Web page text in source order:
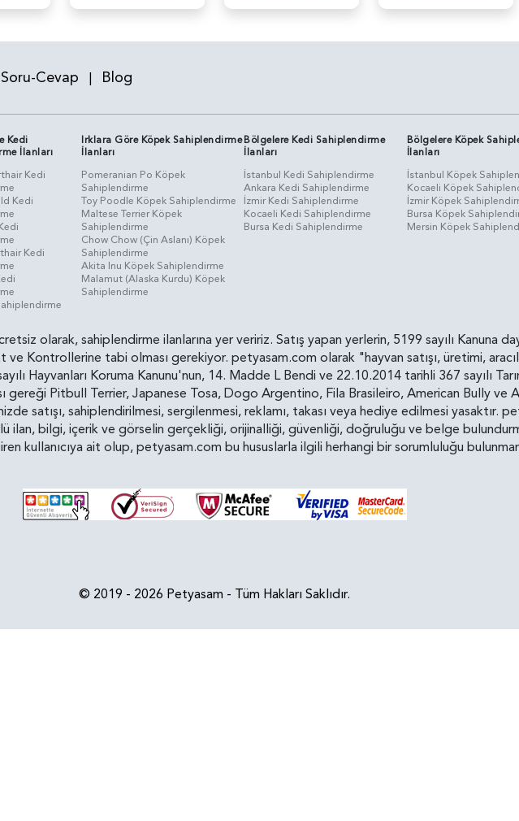
Soru-Cevap | Blog
Kedi
İlanları
Kedi
Kedi
Kedi
Irklara Göre Köpek Sahiplendirme
İlanları
Pomeranian Po Köpek
Sahiplendirme
Toy Poodle Köpek Sahiplendirme
Maltese Terrier Köpek
Sahiplendirme
Chow Chow (Çin Aslanı) Köpek
Sahiplendirme
Akita Inu Köpek Sahiplendirme
Malamut (Alaska Kurdu) Köpek
Sahiplendirme
Bölgelere Kedi Sahiplendirme
İlanları
İstanbul Kedi Sahiplendirme
Ankara Kedi Sahiplendirme
İzmir Kedi Sahiplendirme
Kocaeli Kedi Sahiplendirme
Bursa Kedi Sahiplendirme
Bölgelere Köpek
İlanları
İstanbul Köpek
Kocaeli Köpek
İzmir Köpek
Bursa Köpek
Mersin Köpek
olarak, sahiplendirme ilanlarına yer veririz. Satış yapan yerlerin, 5199 sayılı Kanuna
ve Kontrollerine tabi olması gerekiyor. petyasam.com olarak "hayvan satışı, üretimi,
Hayvanları Koruma Kanunu'nun, 14. Madde L Bendi ve 22.10.2014 tarihli 367 sayılı
gereği Pitbull Terrier, Japanese Tosa, Dogo Argentino, Fila Brasileiro, American Bully ve
satışı, sahiplendirilmesi, sergilenmesi, reklamı, takası veya hediye edilmesi yasaktır.
ilan, bilgi, içerik ve görselin gerçekliği, orijinalliği, güvenliği, doğruluğu ve belge
kullanıcıya ait olup, petyasam.com bu hususlarla ilgili herhangi bir sorumluluğu
© 2019 - 2026 Petyasam - Tüm Hakları Saklıdır.